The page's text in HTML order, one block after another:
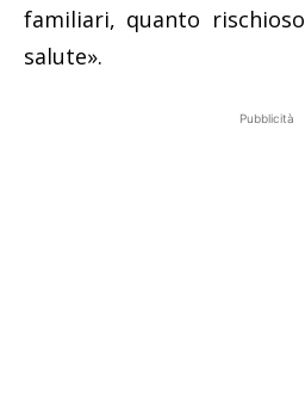
familiari, quanto
salute».
Pubblicità